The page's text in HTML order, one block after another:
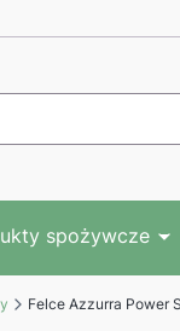
spożywcze
Felce Azzurra Power